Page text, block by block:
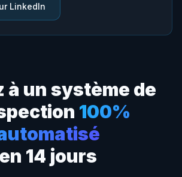
LinkedIn
à un système de
100%
en 14 jours